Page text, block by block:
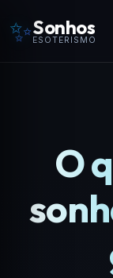
✨Sonhos
ESOTERISMO
O